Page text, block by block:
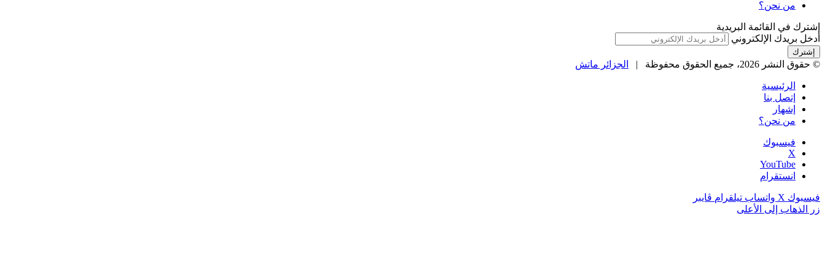
من نحن؟
إشترك في القائمة البريدية
أدخل بريدك الإلكتروني
© حقوق النشر 2026، جميع الحقوق محفوظة | الجزائر ماتش
الرئيسية
إتصل بنا
إشهار
من نحن؟
فيسبوك
‫X
‫YouTube
انستقرام
فيسبوك ‫X واتساب تيلقرام ڤايبر
زر الذهاب إلى الأعلى